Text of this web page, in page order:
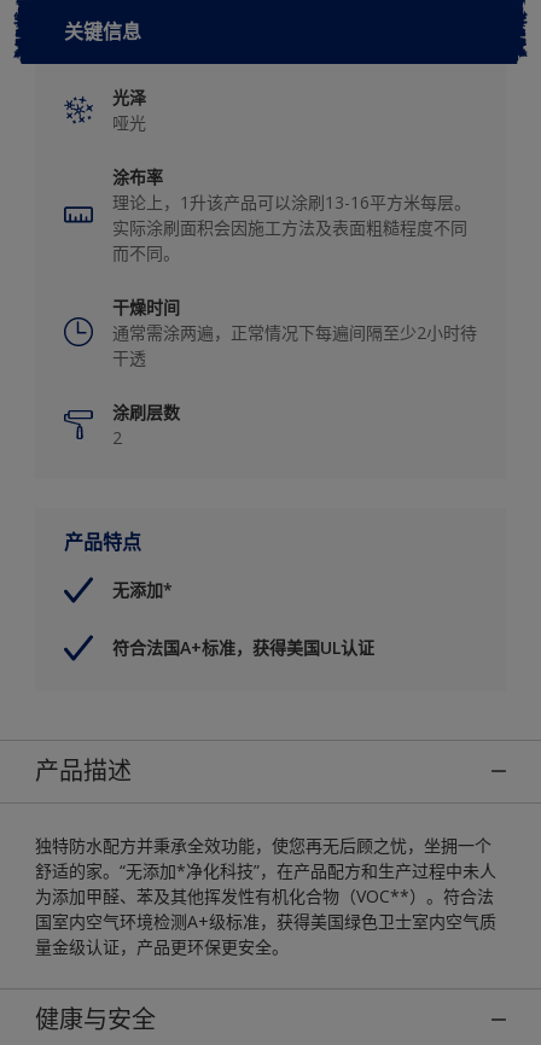
关键信息
光泽
哑光
涂布率
理论上，1升该产品可以涂刷13-16平方米每层。
实际涂刷面积会因施工方法及表面粗糙程度不同
而不同。
干燥时间
通常需涂两遍，正常情况下每遍间隔至少2小时待
干透
涂刷层数
2
产品特点
无添加*
符合法国A+标准，获得美国UL认证
产品描述
独特防水配方并秉承全效功能，使您再无后顾之忧，坐拥一个
舒适的家。“无添加*净化科技”，在产品配方和生产过程中未人
为添加甲醛、苯及其他挥发性有机化合物（VOC**）。符合法
国室内空气环境检测A+级标准，获得美国绿色卫士室内空气质
量金级认证，产品更环保更安全。
健康与安全